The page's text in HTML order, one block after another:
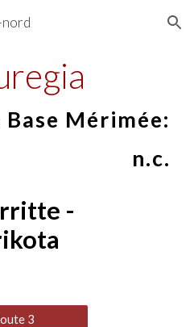
Skip to navigation
nord
Mérimée:
n.c.
-
3